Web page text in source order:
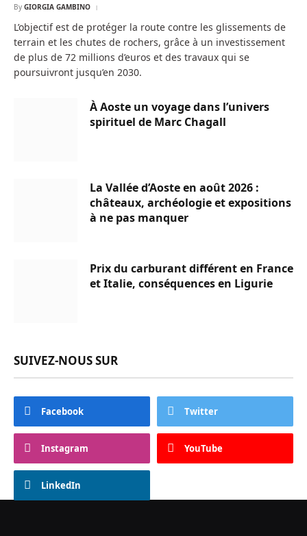
By GIORGIA GAMBINO
L’objectif est de protéger la route contre les glissements de
terrain et les chutes de rochers, grâce à un investissement
de plus de 72 millions d’euros et des travaux qui se
poursuivront jusqu’en 2030.
À Aoste un voyage dans l’univers
spirituel de Marc Chagall
La Vallée d’Aoste en août 2026 :
châteaux, archéologie et expositions
à ne pas manquer
Prix du carburant différent en France
et Italie, conséquences en Ligurie
SUIVEZ-NOUS SUR
Facebook Twitter
Instagram YouTube
LinkedIn